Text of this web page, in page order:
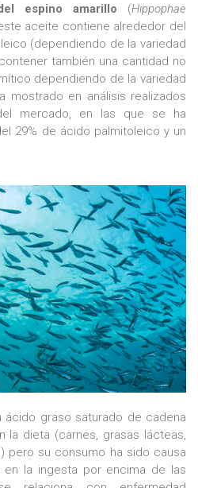
espino amarillo (Hippophae
aceite contiene alrededor del
(dependiendo de la variedad
también una cantidad no
dependiendo de la variedad
en análisis realizados
mercado, en las que se ha
29% de ácido palmitoleico y un
graso saturado de cadena
la dieta (carnes, grasas lácteas,
pero su consumo ha sido causa
la ingesta por encima de las